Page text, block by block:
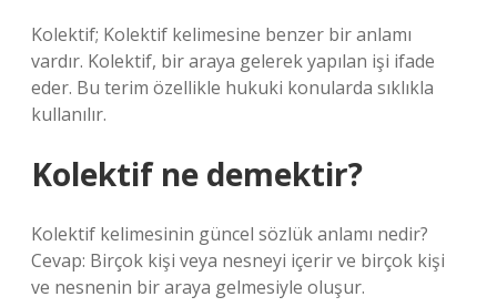
Kolektif; Kolektif kelimesine benzer bir anlamı
vardır. Kolektif, bir araya gelerek yapılan işi ifade
eder. Bu terim özellikle hukuki konularda sıklıkla
kullanılır.
Kolektif ne demektir?
Kolektif kelimesinin güncel sözlük anlamı nedir?
Cevap: Birçok kişi veya nesneyi içerir ve birçok kişi
ve nesnenin bir araya gelmesiyle oluşur.